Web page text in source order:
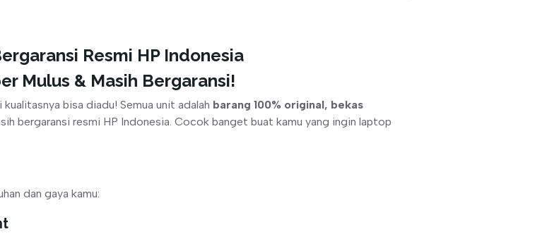
Resmi HP Indonesia
Mulus & Masih Bergaransi!
bisa diadu! Semua unit adalah barang 100% original, bekas
bergaransi resmi HP Indonesia. Cocok banget buat kamu yang ingin laptop
dan gaya kamu: